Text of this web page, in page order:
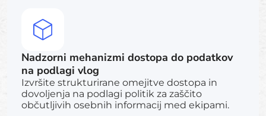
Nadzorni mehanizmi dostopa do podatkov
na podlagi vlog
Izvršite strukturirane omejitve dostopa in
dovoljenja na podlagi politik za zaščito
občutljivih osebnih informacij med ekipami.